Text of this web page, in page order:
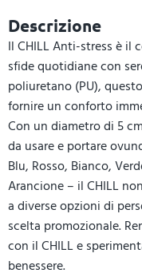
Descrizione
Il CHILL Anti-stress è il
sfide quotidiane con
poliuretano (PU),
fornire un conforto
Con un diametro di 5
da usare e portare
Blu, Rosso, Bianco,
Arancione – il CHILL
a diverse opzioni di
scelta promozionale.
con il CHILL e
benessere.